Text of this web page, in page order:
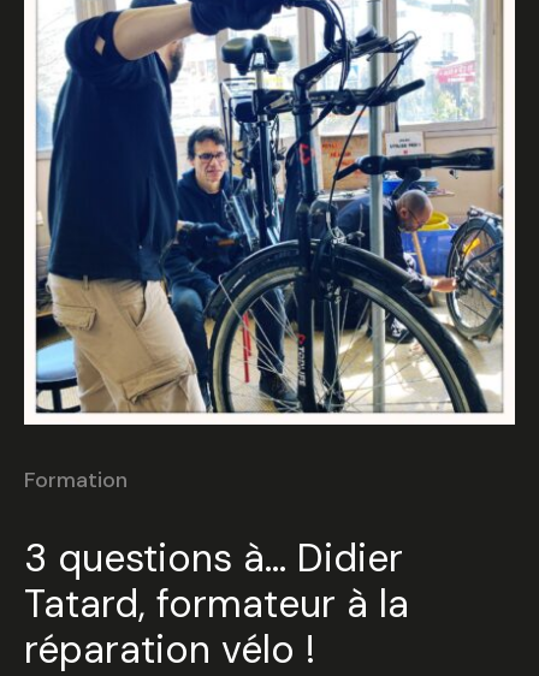
Formation
3 questions à… Didier
Tatard, formateur à la
réparation vélo !